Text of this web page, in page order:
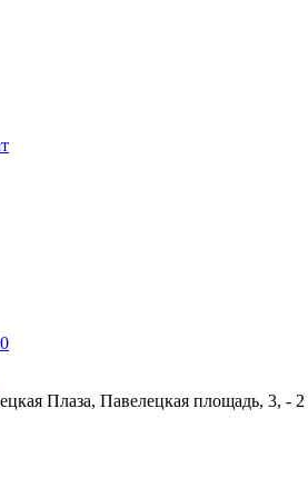
0
Плаза, Павелецкая площадь, 3, - 2